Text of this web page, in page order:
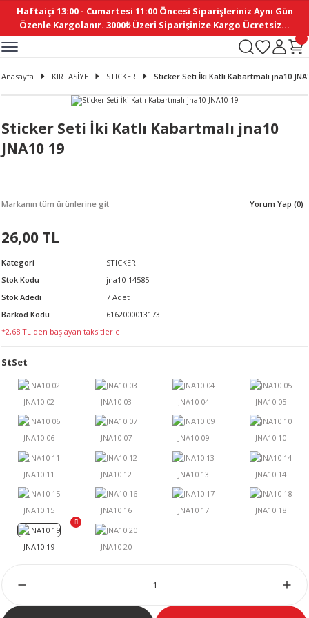
Haftaiçi 13:00 - Cumartesi 11:00 Öncesi Siparişleriniz Aynı Gün
Özenle Kargolanır. 3000₺ Üzeri Siparişinize Kargo Ücretsiz...
Geri Dön
Geri Dön
Geri Dön
KENDİR İPİ
Geri Dön
Geri Dön
Geri Dön
Geri Dön
Geri Dön
Geri Dön
Geri Dön
Geri Dön
Geri Dön
Geri Dön
Geri Dön
Geri Dön
AKSESUAR
Geri Dön
DERGİ
Geri Dön
Geri Dön
Geri Dön
Geri Dön
Geri Dön
Anasayfa KIRTASİYE STICKER Sticker Seti İki Katlı Kabartmalı jna10
Sticker Seti İki Katlı Kabartmalı jna10
JNA10 19
Markanın tüm ürünlerine git Yorum Yap (0)
26,00 TL
Kategori
STICKER
Stok Kodu
jna10-14585
Stok Adedi
7 Adet
Barkod Kodu
6162000013173
*2,68 TL den başlayan taksitlerle!!
StSet